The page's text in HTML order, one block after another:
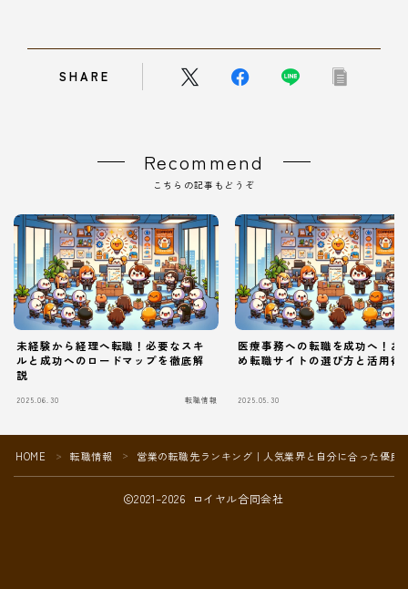
Follow Me
SHARE
Recommend
こちらの記事もどうぞ
未経験から経理へ転職！必要なスキ
ルと成功へのロードマップを徹底解
説
2025.06.30 転職情報
医療事務への転職を成功へ！お
め転職サイトの選び方と活用術
2025.05.30
HOME ＞ 転職情報 ＞ 営業の転職先ランキング｜人気業界と自分に合った優良
2021–2026 ロイヤル合同会社